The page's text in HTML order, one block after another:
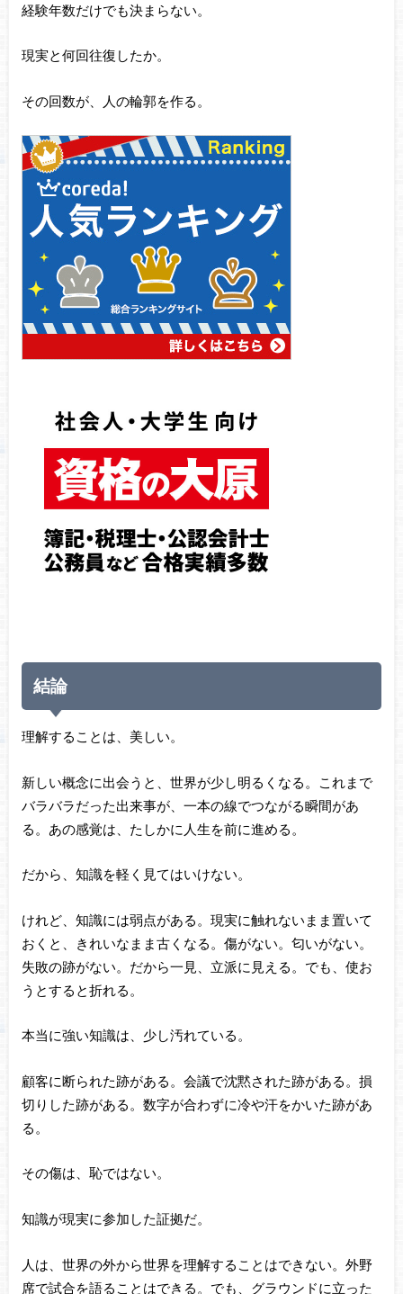
経験年数だけでも決まらない。
現実と何回往復したか。
その回数が、人の輪郭を作る。
結論
理解することは、美しい。
新しい概念に出会うと、世界が少し明るくなる。これまで
バラバラだった出来事が、一本の線でつながる瞬間があ
る。あの感覚は、たしかに人生を前に進める。
だから、知識を軽く見てはいけない。
けれど、知識には弱点がある。現実に触れないまま置いて
おくと、きれいなまま古くなる。傷がない。匂いがない。
失敗の跡がない。だから一見、立派に見える。でも、使お
うとすると折れる。
本当に強い知識は、少し汚れている。
顧客に断られた跡がある。会議で沈黙された跡がある。損
切りした跡がある。数字が合わずに冷や汗をかいた跡があ
る。
その傷は、恥ではない。
知識が現実に参加した証拠だ。
人は、世界の外から世界を理解することはできない。外野
席で試合を語ることはできる。でも、グラウンドに立った